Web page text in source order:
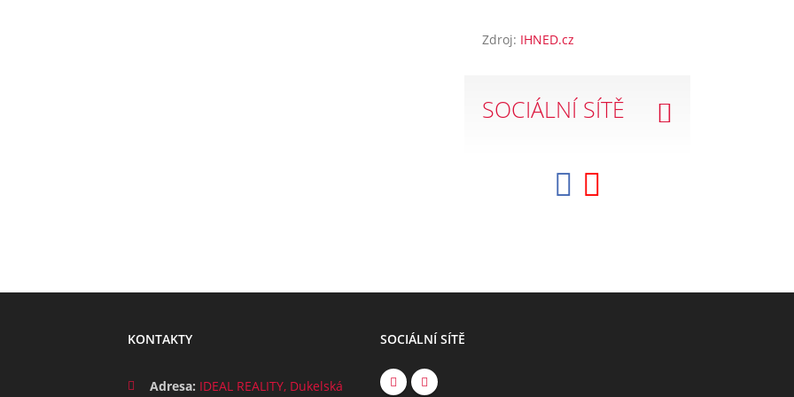
Zdroj: IHNED.cz
SOCIÁLNÍ SÍTĚ
KONTAKTY
Adresa: IDEAL REALITY, Dukelská
SOCIÁLNÍ SÍTĚ